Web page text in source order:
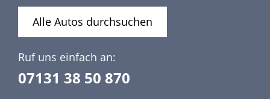
Alle Autos durchsuchen
Ruf uns einfach an:
07131 38 50 870